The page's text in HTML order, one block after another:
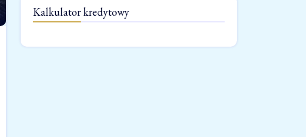
Kalkulator kredytowy